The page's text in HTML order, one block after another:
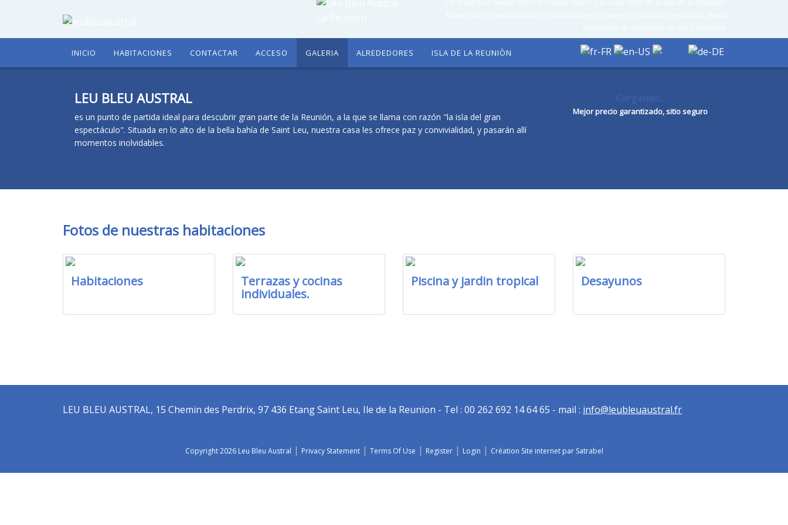
INICIO HABITACIONES CONTACTAR ACCESO GALERIA ALREDEDORES ISLA DE LA REUNIÒN
LEU BLEU AUSTRAL
es un punto de partida ideal para descubrir gran parte de la Reunión, a la que se llama con razón "la isla del gran
espectáculo". Situada en lo alto de la bella bahía de Saint Leu, nuestra casa les ofrece paz y convivialidad, y pasarán allí
momentos inolvidables.
Cargando...
Mejor precio garantizado, sitio seguro
Fotos de nuestras habitaciones
Habitaciones
Terrazas y cocinas
individuales.
Piscina y jardin tropical Desayunos
LEU BLEU AUSTRAL, 15 Chemin des Perdrix, 97 436 Etang Saint Leu, Ile de la Reunion - Tel : 00 262 692 14 64 65 - mail : info@leubleuaustral.fr
Copyright 2026 Leu Bleu Austral | Privacy Statement | Terms Of Use | Register | Login | Création Site internet par Satrabel